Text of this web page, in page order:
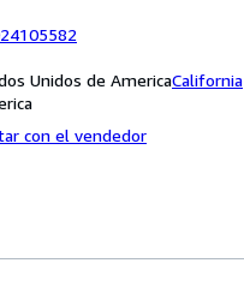
Unidos de AmericaCalifornia
con el vendedor